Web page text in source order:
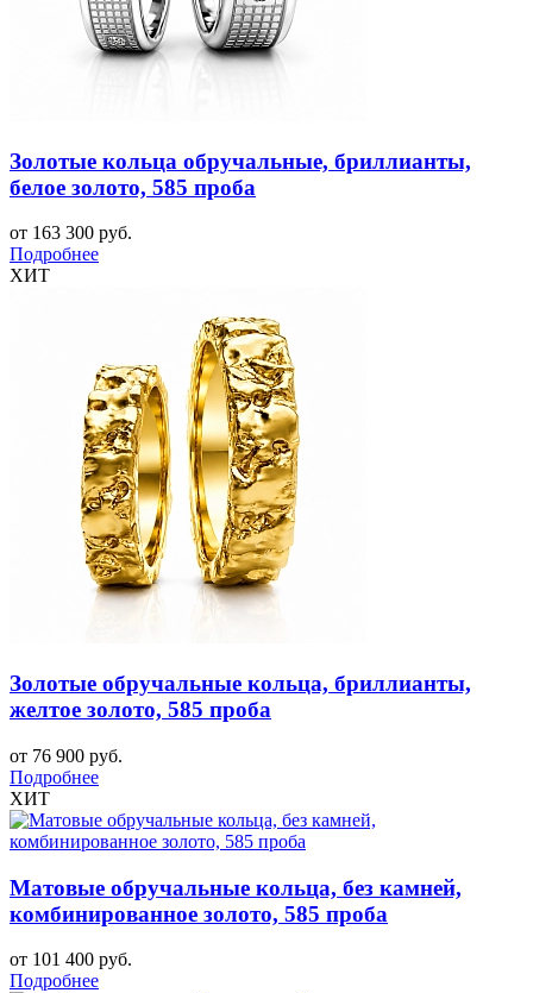
Золотые кольца обручальные, бриллианты,
белое золото, 585 проба
от 163 300 руб.
Подробнее
ХИТ
Золотые обручальные кольца, бриллианты,
желтое золото, 585 проба
от 76 900 руб.
Подробнее
ХИТ
Матовые обручальные кольца, без камней,
комбинированное золото, 585 проба
от 101 400 руб.
Подробнее